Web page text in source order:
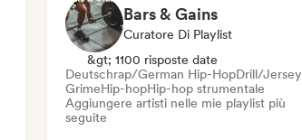
Bars & Gains
Curatore Di Playlist
&gt; 1100 risposte date
Deutschrap/German Hip-HopDrill/Jersey
GrimeHip-hopHip-hop strumentale
Aggiungere artisti nelle mie playlist più
seguite